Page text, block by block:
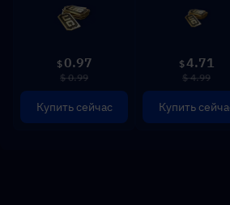
$ 0.97
$ 0.99
Купить сейчас
$4.71
$ 4.99
Купить